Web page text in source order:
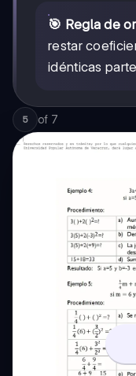
🎯 Regla de
restar
idénticas
5 of 7